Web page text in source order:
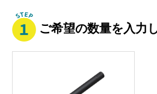
ご希望の数量を入力